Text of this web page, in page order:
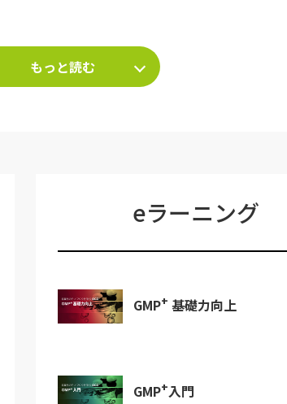
もっと読む
eラーニング
GMP+ 基礎力向上
GMP+入門